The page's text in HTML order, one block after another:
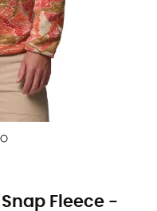
Fleece -